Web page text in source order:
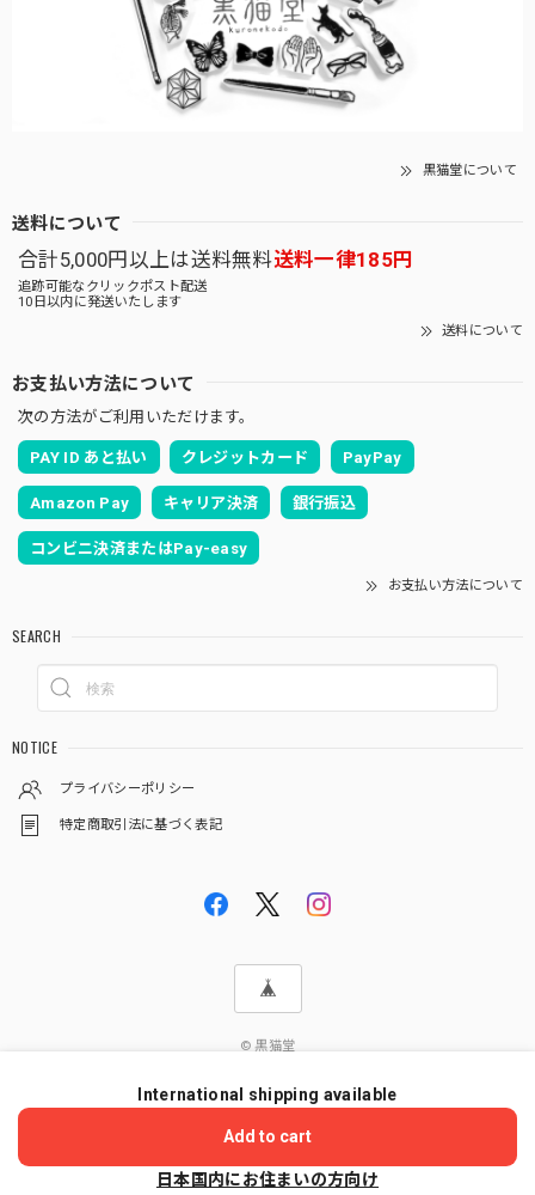
黒猫堂について
送料について
合計5,000円以上は送料無料送料一律185円
追跡可能なクリックポスト配送
10日以内に発送いたします
送料について
お支払い方法について
次の方法がご利用いただけます。
PAY ID あと払い クレジットカード PayPay
Amazon Pay キャリア決済 銀行振込
コンビニ決済またはPay-easy
お支払い方法について
SEARCH
NOTICE
プライバシーポリシー
特定商取引法に基づく表記
© 黒猫堂
International shipping available
Add to cart
日本国内にお住まいの方向け
ショップに質問する